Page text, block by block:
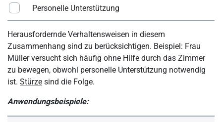
Personelle Unterstützung
Herausfordernde Verhaltensweisen in diesem
Zusammenhang sind zu berücksichtigen. Beispiel: Frau
Müller versucht sich häufig ohne Hilfe durch das Zimmer
zu bewegen, obwohl personelle Unterstützung notwendig
ist. Stürze sind die Folge.
Anwendungsbeispiele: